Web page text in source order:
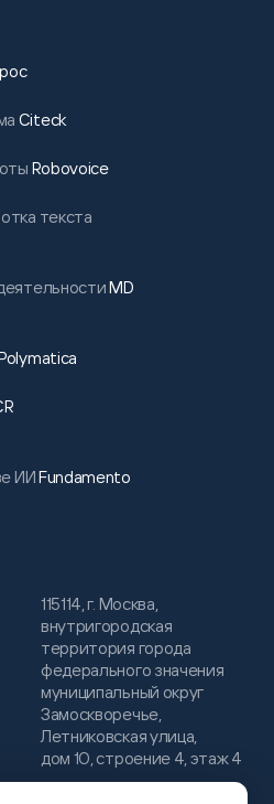
Citeck
Robovoice
текста
MD
ИИFundamento
115114, г. Москва,
внутригородская
территория города
федерального значения
муниципальный округ
Замоскворечье,
Летниковская улица,
дом 10, строение 4, этаж 4